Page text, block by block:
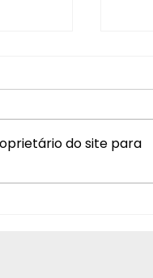
do site para